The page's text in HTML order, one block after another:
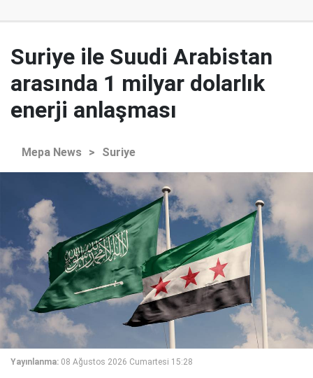
Suriye ile Suudi Arabistan
arasında 1 milyar dolarlık
enerji anlaşması
Mepa News > Suriye
Yayınlanma: 08 Ağustos 2026 Cumartesi 15:28